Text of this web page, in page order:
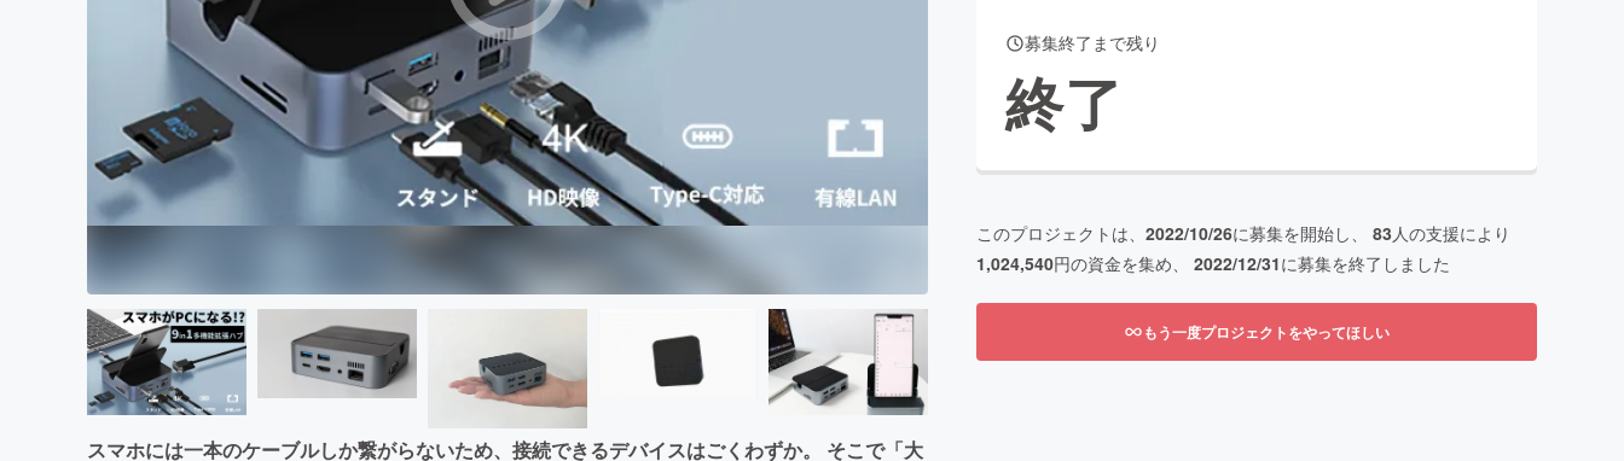
スマホには一本のケーブルしか繋がらないため、接続できるデバイスはごくわずか。 そこで「大
募集終了まで残り
終了
このプロジェクトは、 2022/10/26に募集を開始し、 83人の支援により
1,024,540円の資金を集め、 2022/12/31に募集を終了しました
もう一度プロジェクトをやってほしい